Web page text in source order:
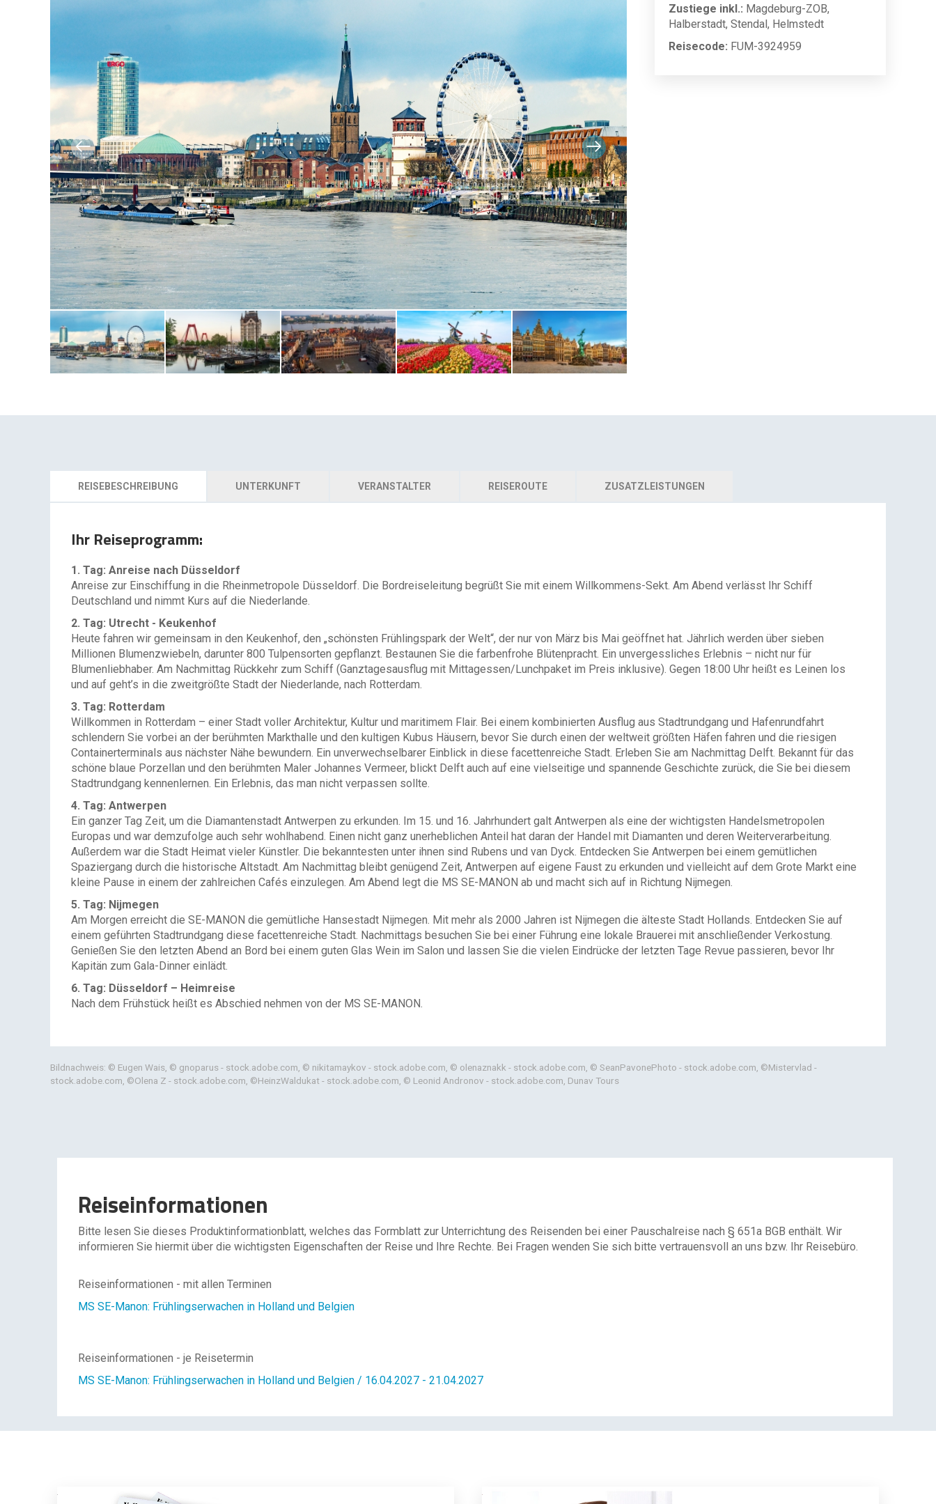
Zustiege inkl.: Magdeburg-ZOB,
Halberstadt, Stendal, Helmstedt
Reisecode: FUM-3924959
REISEBESCHREIBUNG UNTERKUNFT VERANSTALTER REISEROUTE ZUSATZLEISTUNGEN
Ihr Reiseprogramm:
1. Tag: Anreise nach Düsseldorf
Anreise zur Einschiffung in die Rheinmetropole Düsseldorf. Die Bordreiseleitung begrüßt Sie mit einem Willkommens-Sekt. Am Abend verlässt Ihr Schiff
Deutschland und nimmt Kurs auf die Niederlande.
2. Tag: Utrecht - Keukenhof
Heute fahren wir gemeinsam in den Keukenhof, den „schönsten Frühlingspark der Welt“, der nur von März bis Mai geöffnet hat. Jährlich werden über sieben
Millionen Blumenzwiebeln, darunter 800 Tulpensorten gepflanzt. Bestaunen Sie die farbenfrohe Blütenpracht. Ein unvergessliches Erlebnis – nicht nur für
Blumenliebhaber. Am Nachmittag Rückkehr zum Schiff (Ganztagesausflug mit Mittagessen/Lunchpaket im Preis inklusive). Gegen 18:00 Uhr heißt es Leinen los
und auf geht’s in die zweitgrößte Stadt der Niederlande, nach Rotterdam.
3. Tag: Rotterdam
Willkommen in Rotterdam – einer Stadt voller Architektur, Kultur und maritimem Flair. Bei einem kombinierten Ausflug aus Stadtrundgang und Hafenrundfahrt
schlendern Sie vorbei an der berühmten Markthalle und den kultigen Kubus Häusern, bevor Sie durch einen der weltweit größten Häfen fahren und die riesigen
Containerterminals aus nächster Nähe bewundern. Ein unverwechselbarer Einblick in diese facettenreiche Stadt. Erleben Sie am Nachmittag Delft. Bekannt für das
schöne blaue Porzellan und den berühmten Maler Johannes Vermeer, blickt Delft auch auf eine vielseitige und spannende Geschichte zurück, die Sie bei diesem
Stadtrundgang kennenlernen. Ein Erlebnis, das man nicht verpassen sollte.
4. Tag: Antwerpen
Ein ganzer Tag Zeit, um die Diamantenstadt Antwerpen zu erkunden. Im 15. und 16. Jahrhundert galt Antwerpen als eine der wichtigsten Handelsmetropolen
Europas und war demzufolge auch sehr wohlhabend. Einen nicht ganz unerheblichen Anteil hat daran der Handel mit Diamanten und deren Weiterverarbeitung.
Außerdem war die Stadt Heimat vieler Künstler. Die bekanntesten unter ihnen sind Rubens und van Dyck. Entdecken Sie Antwerpen bei einem gemütlichen
Spaziergang durch die historische Altstadt. Am Nachmittag bleibt genügend Zeit, Antwerpen auf eigene Faust zu erkunden und vielleicht auf dem Grote Markt eine
kleine Pause in einem der zahlreichen Cafés einzulegen. Am Abend legt die MS SE-MANON ab und macht sich auf in Richtung Nijmegen.
5. Tag: Nijmegen
Am Morgen erreicht die SE-MANON die gemütliche Hansestadt Nijmegen. Mit mehr als 2000 Jahren ist Nijmegen die älteste Stadt Hollands. Entdecken Sie auf
einem geführten Stadtrundgang diese facettenreiche Stadt. Nachmittags besuchen Sie bei einer Führung eine lokale Brauerei mit anschließender Verkostung.
Genießen Sie den letzten Abend an Bord bei einem guten Glas Wein im Salon und lassen Sie die vielen Eindrücke der letzten Tage Revue passieren, bevor Ihr
Kapitän zum Gala-Dinner einlädt.
6. Tag: Düsseldorf – Heimreise
Nach dem Frühstück heißt es Abschied nehmen von der MS SE-MANON.
Bildnachweis: © Eugen Wais, © gnoparus - stock.adobe.com, © nikitamaykov - stock.adobe.com, © olenaznakk - stock.adobe.com, © SeanPavonePhoto - stock.adobe.com, ©Mistervlad -
stock.adobe.com, ©Olena Z - stock.adobe.com, ©HeinzWaldukat - stock.adobe.com, © Leonid Andronov - stock.adobe.com, Dunav Tours
Reiseinformationen
Bitte lesen Sie dieses Produktinformationblatt, welches das Formblatt zur Unterrichtung des Reisenden bei einer Pauschalreise nach § 651a BGB enthält. Wir
informieren Sie hiermit über die wichtigsten Eigenschaften der Reise und Ihre Rechte. Bei Fragen wenden Sie sich bitte vertrauensvoll an uns bzw. Ihr Reisebüro.
Reiseinformationen - mit allen Terminen
MS SE-Manon: Frühlingserwachen in Holland und Belgien
Reiseinformationen - je Reisetermin
MS SE-Manon: Frühlingserwachen in Holland und Belgien / 16.04.2027 - 21.04.2027